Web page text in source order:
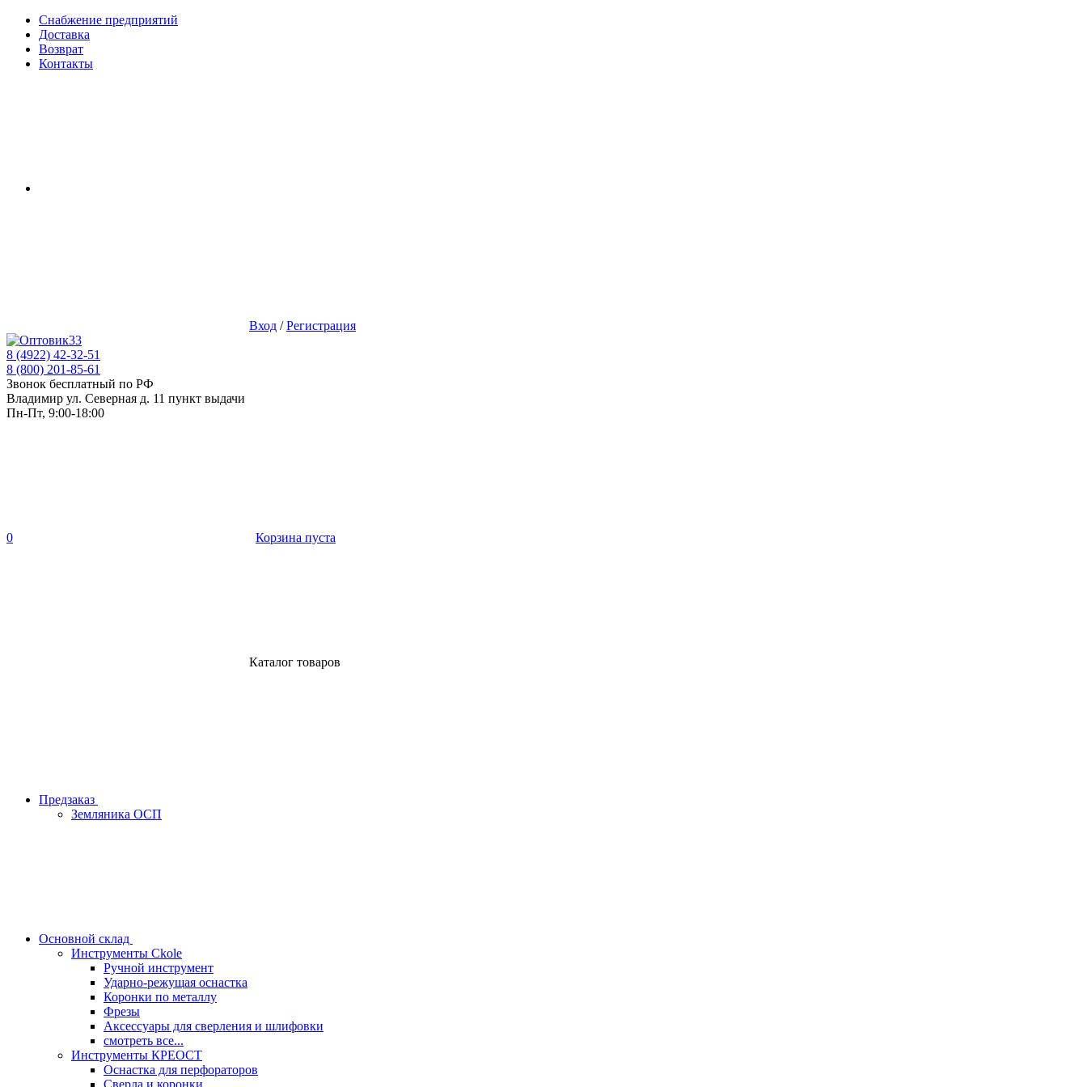
Снабжение предприятий
Доставка
Возврат
Контакты
Вход /Регистрация
8 (4922) 42-32-51
8 (800) 201-85-61
Звонок бесплатный по РФ
Владимир ул. Северная д. 11 пункт выдачи
Пн-Пт, 9:00-18:00
0 Корзина пуста
Каталог товаров
Предзаказ
Земляника ОСП
Основной склад
Инструменты Ckole
Ручной инструмент
Ударно‑режущая оснастка
Коронки по металлу
Фрезы
Аксессуары для сверления и шлифовки
смотреть все...
Инструменты КРЕОСТ
Оснастка для перфораторов
Сверла и коронки